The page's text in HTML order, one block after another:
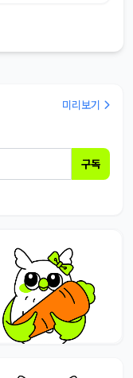
미리보기
구독